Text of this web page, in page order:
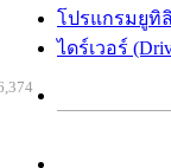
โปรแกรมยูทิ
ไดร์เวอร์